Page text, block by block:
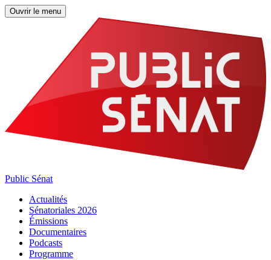
Ouvrir le menu
Public Sénat
Actualités
Sénatoriales 2026
Émissions
Documentaires
Podcasts
Programme